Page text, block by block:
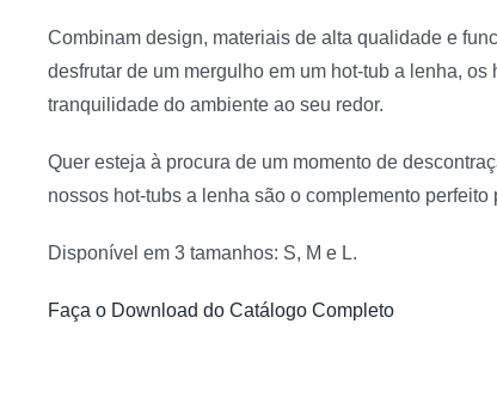
Combinam design, materiais de alta qualidade e
desfrutar de um mergulho em um hot-tub a lenha,
tranquilidade do ambiente ao seu redor.
Quer esteja à procura de um momento de
nossos hot-tubs a lenha são o complemento
Disponível em 3 tamanhos: S, M e L.
Faça o Download do Catálogo Completo